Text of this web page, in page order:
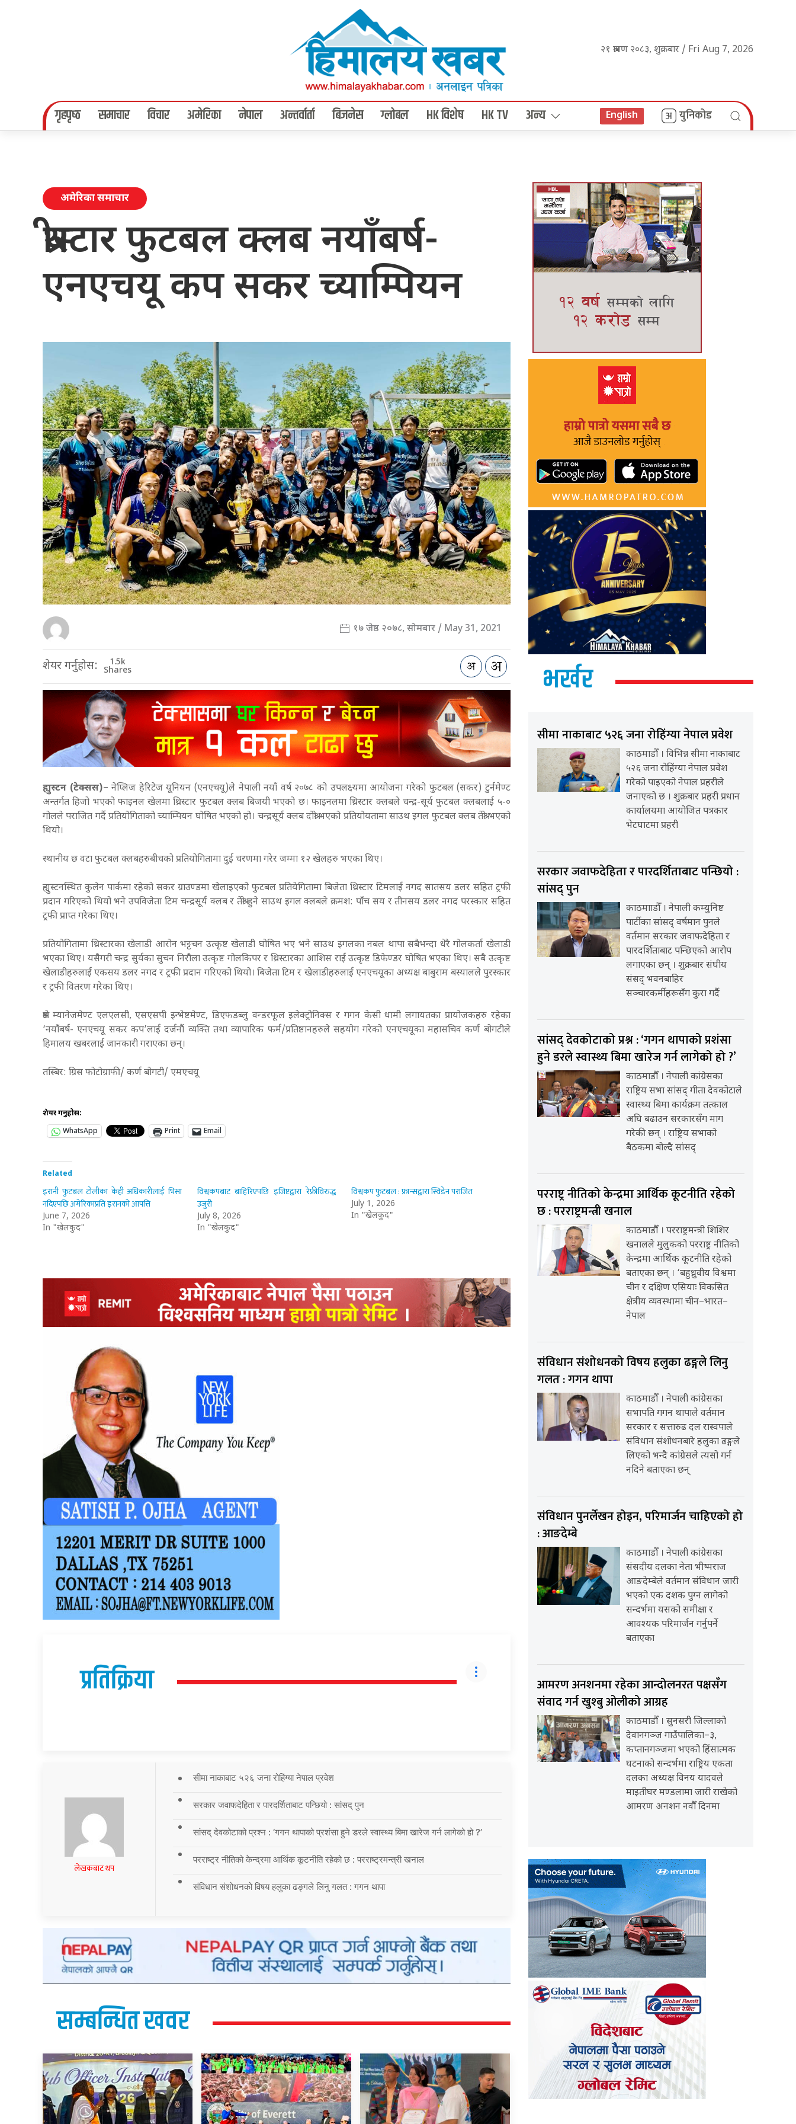
२१ श्रावण २०८३, शुक्रबार / Fri Aug 7, 2026
गृहपृष्‍ठ समाचार विचार अमेरिका नेपाल अन्तर्वार्ता बिजनेस ग्लोबल HK विशेष HK TV अन्य English युनिकोड
अमेरिका समाचार
थ्रीस्टार फुटबल क्लब नयाँबर्ष-
एनएचयू कप सकर च्याम्पियन
१७ जेष्ठ २०७८, सोमबार / May 31, 2021
शेयर गर्नुहोस: 1.5k
Shares
ह्युस्टन (टेक्सस)– नेप्लिज हेरिटेज यूनियन (एनएचयू)ले नेपाली नयाँ वर्ष २०७८ को उपलक्ष्यमा आयोजना गरेको फुटबल (सकर) टुर्नमेण्ट
अन्तर्गत हिजो भएको फाइनल खेलमा थ्रिस्टार फुटबल क्लब बिजयी भएको छ। फाइनलमा थ्रिस्टार क्लबले चन्द्र-सूर्य फुटबल क्लबलाई ५-०
गोलले पराजित गर्दै प्रतियोगिताको च्याम्पियन घोषित भएको हो। चन्द्रसूर्य क्लब दोश्रो भएको प्रतियोयतामा साउथ इगल फुटबल क्लब तेश्रो भएको
थियो।
स्थानीय छ वटा फुटबल क्लबहरुबीचको प्रतियोगितामा दुई चरणमा गरेर जम्मा १२ खेलहरु भएका थिए।
ह्युस्टनस्थित कुलेन पार्कमा रहेको सकर ग्राउण्डमा खेलाइएको फुटबल प्रतियेगितामा बिजेता थ्रिस्टार टिमलाई नगद सातसय डलर सहित ट्रफी
प्रदान गरिएको थियो भने उपविजेता टिम चन्द्रसूर्य क्लब र तेश्रो हुने साउथ इगल क्लबले क्रमश: पाँच सय र तीनसय डलर नगद परस्कार सहित
ट्रफी प्राप्त गरेका थिए।
प्रतियोगितामा थ्रिस्टारका खेलाडी आरोन भट्टचन उत्कृष्ट खेलाडी घोषित भए भने साउथ इगलका नबल थापा सबैभन्दा धेरै गोलकर्ता खेलाडी
भएका थिए। यसैगरी चन्द्र सुर्यका सुचन निरौला उत्कृष्ट गोलकिपर र थ्रिस्टारका आशिस राई उत्कृष्ट डिफेण्डर घोषित भएका थिए। सबै उत्कृष्ट
खेलाडीहरुलाई एकसय डलर नगद र ट्रफी प्रदान गरिएको थियो। बिजेता टिम र खेलाडीहरुलाई एनएचयूका अध्यक्ष बाबुराम बस्यालले पुरस्कार
र ट्रफी वितरण गरेका थिए।
श्रेष्ठ म्यानेजमेण्ट एलएलसी, एसएसपी इन्भेष्टमेण्ट, डिएफडब्लु वन्डरफूल इलेक्ट्रोनिक्स र गगन केसी धामी लगायतका प्रायोजकहरु रहेका
‘नयाँबर्ष- एनएचयू सकर कप’लाई दर्जनौं व्यक्ति तथा व्यापारिक फर्म/प्रतिष्ठानहरुले सहयोग गरेको एनएचयूका महासचिव कर्ण बोगटीले
हिमालय खबरलाई जानकारी गराएका छन्।
तस्बिर: ग्रिस फोटोग्राफी/ कर्ण बोगटी/ एमएचयू
शेयर गर्नुहोस:
WhatsApp
Print Email
Related
इरानी फुटबल टोलीका केही अधिकारीलाई भिसा
नदिएपछि अमेरिकाप्रति इरानको आपत्ति
June 7, 2026
In "खेलकुद"
विश्वकपबाट बाहिरिएपछि इजिप्टद्वारा रेफ्रीविरुद्ध
उजुरी
July 8, 2026
In "खेलकुद"
विश्वकप फुटबल : फ्रान्सद्वारा स्विडेन पराजित
July 1, 2026
In "खेलकुद"
प्रतिक्रिया
लेखकबाट थप
सीमा नाकाबाट ५२६ जना रोहिंग्या नेपाल प्रवेश
सरकार जवाफदेहिता र पारदर्शिताबाट पन्छियो : सांसद् पुन
सांसद् देवकोटाको प्रश्न : ‘गगन थापाको प्रशंसा हुने डरले स्वास्थ्य बिमा खारेज गर्न लागेको हो ?’
परराष्ट्र नीतिको केन्द्रमा आर्थिक कूटनीति रहेको छ : परराष्ट्रमन्त्री खनाल
संविधान संशोधनको विषय हलुका ढङ्गले लिनु गलत : गगन थापा
सम्बन्धित खवर
भर्खर
सीमा नाकाबाट ५२६ जना रोहिंग्या नेपाल प्रवेश
काठमाडौँ । विभिन्न सीमा नाकाबाट
५२६ जना रोहिंग्या नेपाल प्रवेश
गरेको पाइएको नेपाल प्रहरीले
जनाएको छ । शुक्रबार प्रहरी प्रधान
कार्यालयमा आयोजित पत्रकार
भेटघाटमा प्रहरी
सरकार जवाफदेहिता र पारदर्शिताबाट पन्छियो :
सांसद् पुन
काठमााडौँ । नेपाली कम्युनिष्ट
पार्टीका सांसद् वर्षमान पुनले
वर्तमान सरकार जवाफदेहिता र
पारदर्शिताबाट पन्छिएको आरोप
लगाएका छन् । शुक्रबार संघीय
संसद् भवनबाहिर
सञ्चारकर्मीहरूसँग कुरा गर्दै
सांसद् देवकोटाको प्रश्न : ‘गगन थापाको प्रशंसा
हुने डरले स्वास्थ्य बिमा खारेज गर्न लागेको हो ?’
काठमाडौँ । नेपाली कांग्रेसका
राष्ट्रिय सभा सांसद् गीता देवकोटाले
स्वास्थ्य बिमा कार्यक्रम तत्काल
अघि बढाउन सरकारसँग माग
गरेकी छन् । राष्ट्रिय सभाको
बैठकमा बोल्दै सांसद्
परराष्ट्र नीतिको केन्द्रमा आर्थिक कूटनीति रहेको
छ : परराष्ट्रमन्त्री खनाल
काठमाडौँ । परराष्ट्रमन्त्री शिशिर
खनालले मुलुकको परराष्ट्र नीतिको
केन्द्रमा आर्थिक कूटनीति रहेको
बताएका छन् । ‘बहुध्रुवीय विश्वमा
चीन र दक्षिण एसियाः विकसित
क्षेत्रीय व्यवस्थामा चीन–भारत–
नेपाल
संविधान संशोधनको विषय हलुका ढङ्गले लिनु
गलत : गगन थापा
काठमाडौँ । नेपाली कांग्रेसका
सभापति गगन थापाले वर्तमान
सरकार र सत्तारुढ दल रास्वपाले
संविधान संशोधनबारे हलुका ढङ्गले
लिएको भन्दै कांग्रेसले त्यसो गर्न
नदिने बताएका छन्
संविधान पुनर्लेखन होइन, परिमार्जन चाहिएको हो
: आङदेम्बे
काठमाडौँ । नेपाली कांग्रेसका
संसदीय दलका नेता भीष्मराज
आङदेम्बेले वर्तमान संविधान जारी
भएको एक दशक पुग्न लागेको
सन्दर्भमा यसको समीक्षा र
आवश्यक परिमार्जन गर्नुपर्ने
बताएका
आमरण अनशनमा रहेका आन्दोलनरत पक्षसँग
संवाद गर्न खुश्बु ओलीको आग्रह
काठमाडौँ । सुनसरी जिल्लाको
देवानगञ्ज गाउँपालिका–३,
कप्तानगञ्जमा भएको हिंसात्मक
घटनाको सन्दर्भमा राष्ट्रिय एकता
दलका अध्यक्ष विनय यादवले
माइतीघर मण्डलामा जारी राखेको
आमरण अनशन नवौँ दिनमा